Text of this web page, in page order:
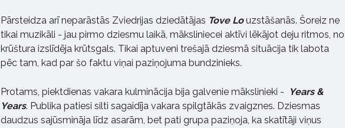
Pārsteidza arī neparāstās Zviedrijas dziedātājas Tove Louzstāšanās. Šoreiz ne
tikai muzikāli - jau pirmo dziesmu laikā, māksliniecei aktīvi lēkājot deju ritmos, no
krūštura izslīdēja krūtsgals. Tikai aptuveni trešajā dziesmā situācija tik labota
pēc tam, kad par šo faktu viņai paziņojuma bundzinieks.
Protams, piektdienas vakara kulminācija bija galvenie mākslinieki -
Years &
Years. Publika patiesi silti sagaidīja vakara spilgtākās zvaigznes. Dziesmas
daudzus sajūsmināja līdz asarām, bet pati grupa paziņoja, ka skatītāji viņus